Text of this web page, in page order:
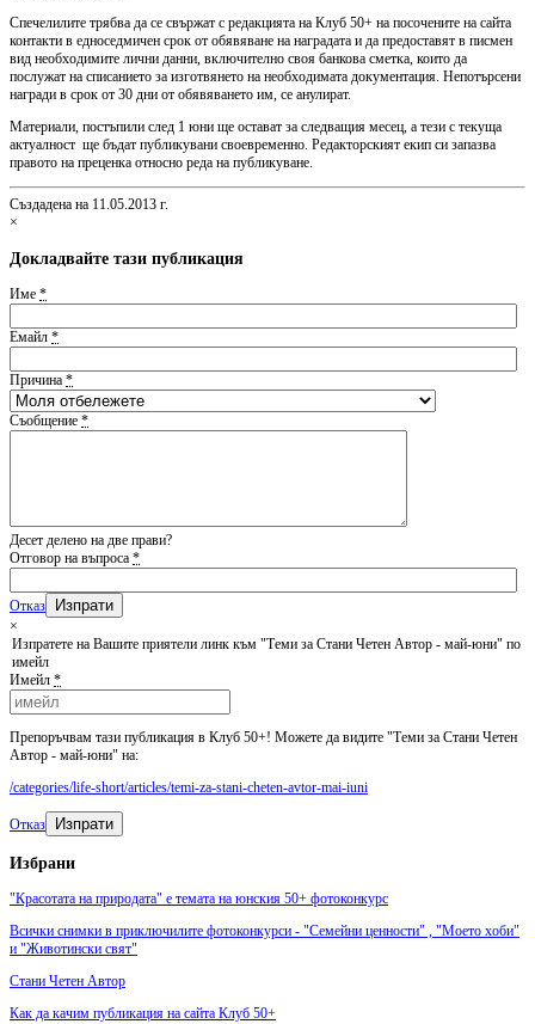
Спечелилите трябва да се свържат с редакцията на Клуб 50+ на посочените на сайта
контакти в едноседмичен срок от обявяване на наградата и да предоставят в писмен
вид необходимите лични данни, включително своя банкова сметка, които да
послужат на списанието за изготвянето на необходимата документация. Непотърсени
награди в срок от 30 дни от обявяването им, се анулират.
Материали, постъпили след 1 юни ще остават за следващия месец, а тези с текуща
актуалност ще бъдат публикувани своевременно. Редакторският екип си запазва
правото на преценка относно реда на публикуване.
Създадена на 11.05.2013 г.
×
Докладвайте тази публикация
Име *
Емайл *
Причина *
Съобщение *
Десет делено на две прави?
Отговор на въпроса *
Отказ
×
Изпратете на Вашите приятели линк към "Теми за Стани Четен Автор - май-юни" по
имейл
Имейл *
Препоръчвам тази публикация в Клуб 50+! Можете да видите "Теми за Стани Четен
Автор - май-юни" на:
/categories/life-short/articles/temi-za-stani-cheten-avtor-mai-iuni
Отказ Изпрати
Избрани
"Красотата на природата" е темата на юнския 50+ фотоконкурс
Всички снимки в приключилите фотоконкурси - "Семейни ценности" , "Моето хоби"
и "Животински свят"
Стани Четен Автор
Как да качим публикация на сайта Клуб 50+